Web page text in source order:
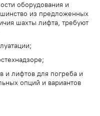
оборудования и
из предложенных
шахты лифта, требуют
лифтов для погреба и
опций и вариантов